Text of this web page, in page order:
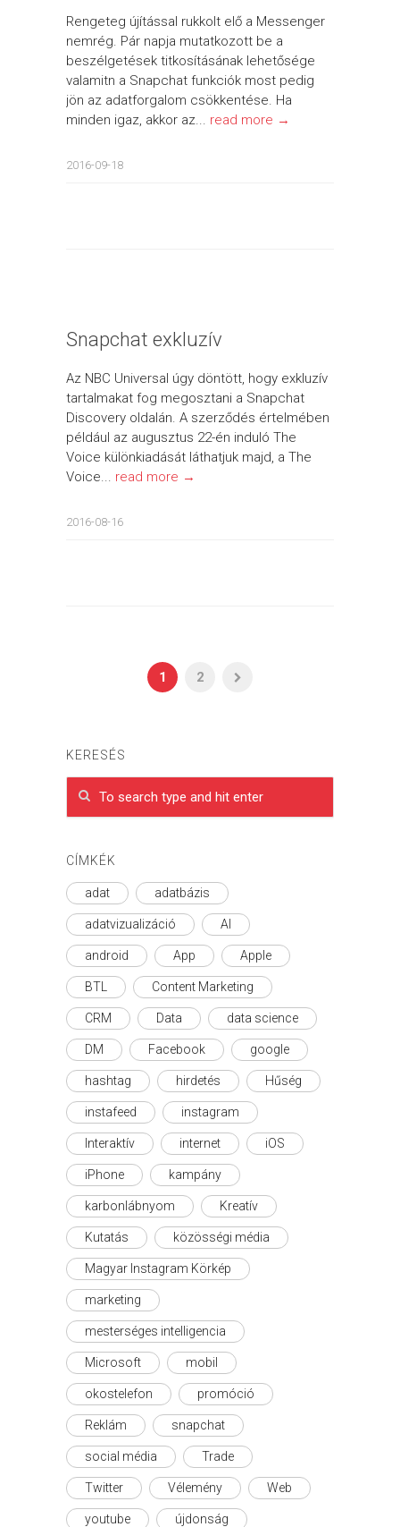
Rengeteg újítással rukkolt elő a Messenger
nemrég. Pár napja mutatkozott be a
beszélgetések titkosításának lehetősége
valamitn a Snapchat funkciók most pedig
jön az adatforgalom csökkentése. Ha
minden igaz, akkor az... read more →
2016-09-18
Snapchat exkluzív
Az NBC Universal úgy döntött, hogy exkluzív
tartalmakat fog megosztani a Snapchat
Discovery oldalán. A szerződés értelmében
például az augusztus 22-én induló The
Voice különkiadását láthatjuk majd, a The
Voice... read more →
2016-08-16
1 2
KERESÉS
CÍMKÉK
adat adatbázis
adatvizualizáció AI
android App Apple
BTL Content Marketing
CRM Data data science
DM Facebook google
hashtag hirdetés Hűség
instafeed instagram
Interaktív internet iOS
iPhone kampány
karbonlábnyom Kreatív
Kutatás közösségi média
Magyar Instagram Körkép
marketing
mesterséges intelligencia
Microsoft mobil
okostelefon promóció
Reklám snapchat
social média Trade
Twitter Vélemény Web
youtube újdonság